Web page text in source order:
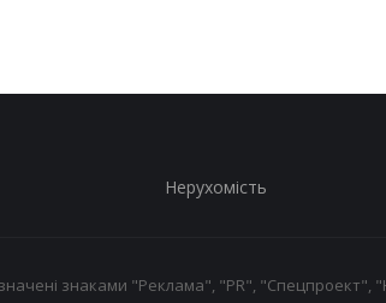
Нерухомість
знаками "Реклама", "PR",